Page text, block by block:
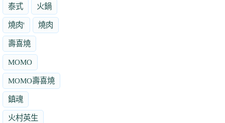
泰式 火鍋
燒肉' 燒肉
壽喜燒
MOMO
MOMO壽喜燒
鎮魂
火村英生